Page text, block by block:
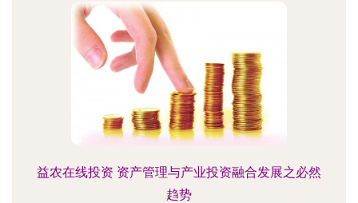
益农在线投资 资产管理与产业投资融合发展之必然
趋势